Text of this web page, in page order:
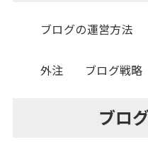
ブログの運営方法
外注 ブログ戦略
ブロ